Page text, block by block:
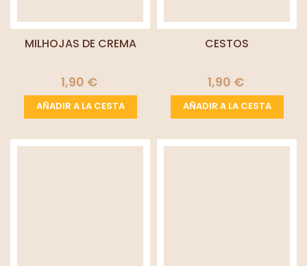
MILHOJAS DE CREMA
1,90 €
AÑADIR A LA CESTA
CESTOS
1,90 €
AÑADIR A LA CESTA